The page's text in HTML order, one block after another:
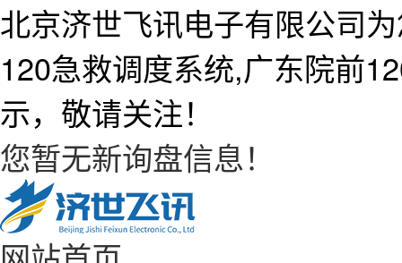
北京济世飞讯电子有限公司
120急救调度系统,广东院前
示，敬请关注！
您暂无新询盘信息！